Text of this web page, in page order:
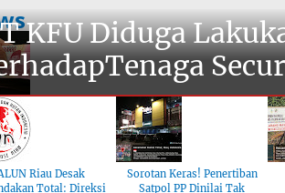
KFU Diduga
Riau Desak
Total: Direksi
Sorotan Keras! Penertiban
Satpol PP Dinilai Tak